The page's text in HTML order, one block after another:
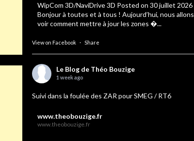
WipCom 3D/NaviDrive 3D Posted on 30 juillet 2026
Bonjour à toutes et à tous ! Aujourd’hui, nous allons
voir comment mettre à jour les zones �...
View on Facebook · Share
Le Blog de Théo Bouzige
1 week ago
Suivi dans la foulée des ZAR pour SMEG / RT6
www.theobouzige.fr
www.theobouzige.fr